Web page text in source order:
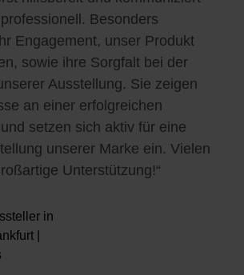
Besonders
Engagement, unser Produkt
sowie ihre Sorgfalt bei der
Ausstellung. Sie zeigen
an einer erfolgreichen
setzen sich aktiv für eine
unserer Marke ein. Vielen
Unterstützung!“